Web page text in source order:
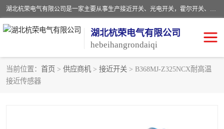
湖北杭荣电气有限公司是一家主要从事生产接近开关、光电开关，霍尔开关、两级跑偏开关、双向拉绳开关、速度监测器、皮带打滑开关、阻旋式料位开关、皮带纵向撕裂开关、溜槽堵塞开关、声光报警器、矿用磁性井筒开关等，主营行业：电气设备、仪器仪表制造, 高低压电器，成套电气设备，矿用防爆机电设备，皮带机综合保护系统，防爆电器，传感器，工矿配件，电器配件，自动化工业机器人的研发，制造，加工销售。
湖北杭荣电气有限公司
hebeihangrondaiqi
当前位置： 首页 > 供应商机 > 接近开关 > B368MJ-Z325NCX耐高温
接近传感器
阻旋料位开关